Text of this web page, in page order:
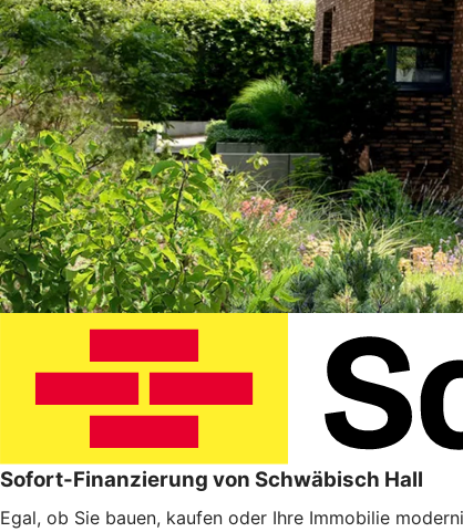
Sofort-Finanzierung von Schwäbisch Hall
Egal, ob Sie bauen, kaufen oder Ihre Immobilie